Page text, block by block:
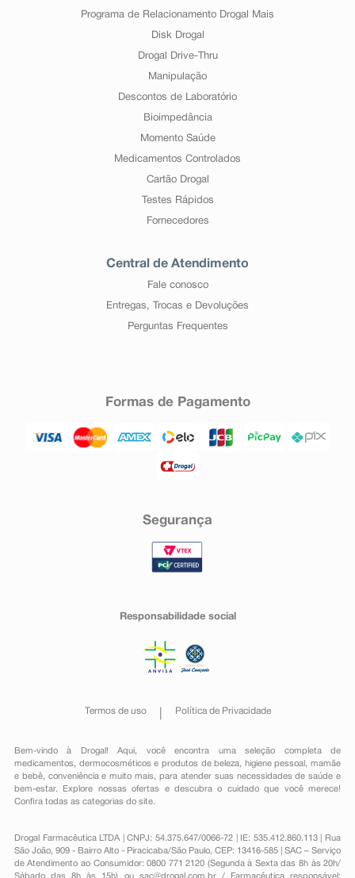
Programa de Relacionamento Drogal Mais
Disk Drogal
Drogal Drive-Thru
Manipulação
Descontos de Laboratório
Bioimpedância
Momento Saúde
Medicamentos Controlados
Cartão Drogal
Testes Rápidos
Fornecedores
Central de Atendimento
Fale conosco
Entregas, Trocas e Devoluções
Perguntas Frequentes
Formas de Pagamento
Segurança
Responsabilidade social
Termos de uso Política de Privacidade
Bem-vindo à Drogal! Aqui, você encontra uma seleção completa de
medicamentos , dermocosméticos e produtos de beleza, higiene pessoal ,mamãe
e bebê, conveniênciae muito mais, para atender suas necessidades de saúde e
bem-estar. Explore nossas ofertas e descubra o cuidado que você merece!
Confira todas as categorias do site.
Drogal Farmacêutica LTDA | CNPJ: 54.375.647/0066-72 | IE: 535.412.860.113 | Rua
São João, 909 - Bairro Alto - Piracicaba/São Paulo, CEP: 13416-585 | SAC – Serviço
de Atendimento ao Consumidor: 0800 771 2120 (Segunda à Sexta das 8h às 20h/
Sábado das 8h às 15h) ou sac@drogal.com.br/ Farmacêutica responsável: